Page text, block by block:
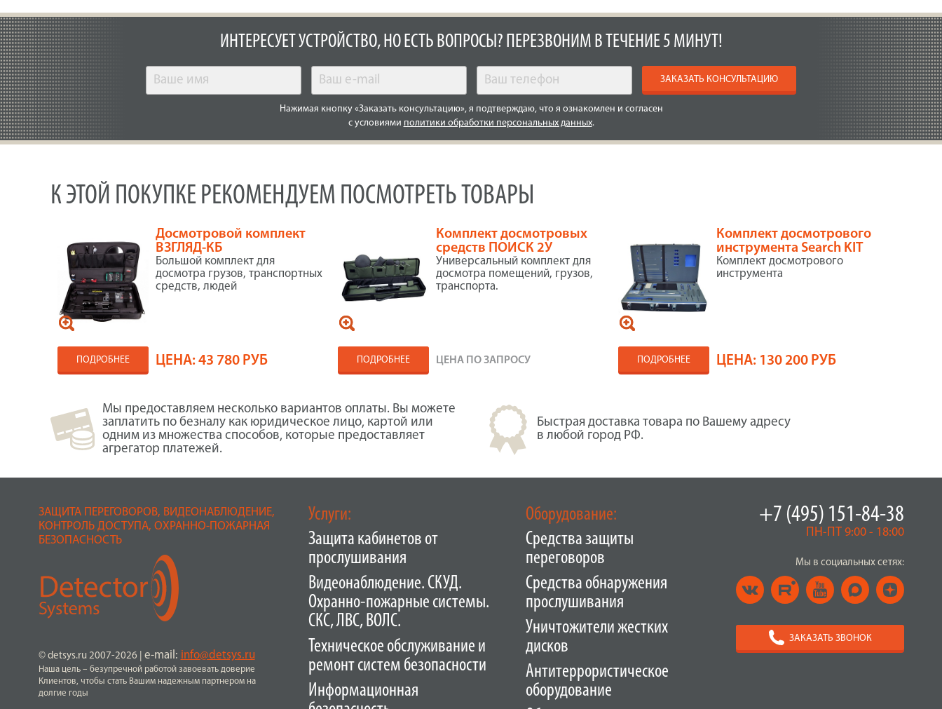
ИНТЕРЕСУЕТ УСТРОЙСТВО, НО ЕСТЬ ВОПРОСЫ? ПЕРЕЗВОНИМ В ТЕЧЕНИЕ 5 МИНУТ!
ЗАКАЗАТЬ КОНСУЛЬТАЦИЮ
Нажимая кнопку «Заказать консультацию», я подтверждаю, что я ознакомлен и согласен
с условиями политики обработки персональных данных.
К ЭТОЙ ПОКУПКЕ РЕКОМЕНДУЕМ ПОСМОТРЕТЬ ТОВАРЫ
Досмотровой комплект
ВЗГЛЯД-КБ
Большой комплект для
досмотра грузов, транспортных
средств, людей
ПОДРОБНЕЕ ЦЕНА:43 780 РУБ
Комплект досмотровых
средств ПОИСК 2У
Универсальный комплект для
досмотра помещений, грузов,
транспорта.
ПОДРОБНЕЕ ЦЕНА ПО ЗАПРОСУ
Комплект досмотрового
инструмента Search KIT
Комплект досмотрового
инструмента
ПОДРОБНЕЕ ЦЕНА: 130 200 РУБ
Мы предоставляем несколько вариантов оплаты. Вы можете
заплатить по безналу как юридическое лицо, картой или
одним из множества способов, которые предоставляет
агрегатор платежей.
Быстрая доставка товара по Вашему адресу
в любой город РФ.
ЗАЩИТА ПЕРЕГОВОРОВ, ВИДЕОНАБЛЮДЕНИЕ,
КОНТРОЛЬ ДОСТУПА, ОХРАННО-ПОЖАРНАЯ
БЕЗОПАСНОСТЬ
© detsys.ru 2007-2026 e-mail: info@detsys.ru
Наша цель – безупречной работой завоевать доверие
Клиентов, чтобы стать Вашим надежным партнером на
долгие годы
Услуги:
Защита кабинетов от
прослушивания
Видеонаблюдение. СКУД.
Охранно-пожарные системы.
СКС, ЛВС, ВОЛС.
Техническое обслуживание и
ремонт систем безопасности
Информационная
+7 (495) 151-84-38
ПН-ПТ 9:00 - 18:00
Мы в социальных сетях:
ЗАКАЗАТЬ ЗВОНОК
Оборудование:
Средства защиты
переговоров
Средства обнаружения
прослушивания
Уничтожители жестких
дисков
Антитеррористическое
оборудование